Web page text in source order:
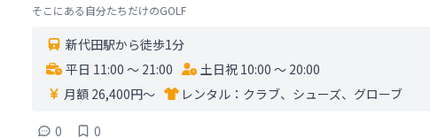
そこにある自分たちだけのGOLF
新代田駅から徒歩1分
平日 11:00 〜 21:00
土日祝 10:00 〜 20:00
月額 26,400円〜
レンタル： クラブ、シューズ、グローブ
0
0